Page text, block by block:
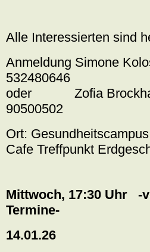
Alle Interessierten sind
Anmeldung Simone
oder Zofia
90500502
Ort:
Cafe Treffpunkt
Mittwoch, 17:30 Uhr -
Termine-
14.01.26